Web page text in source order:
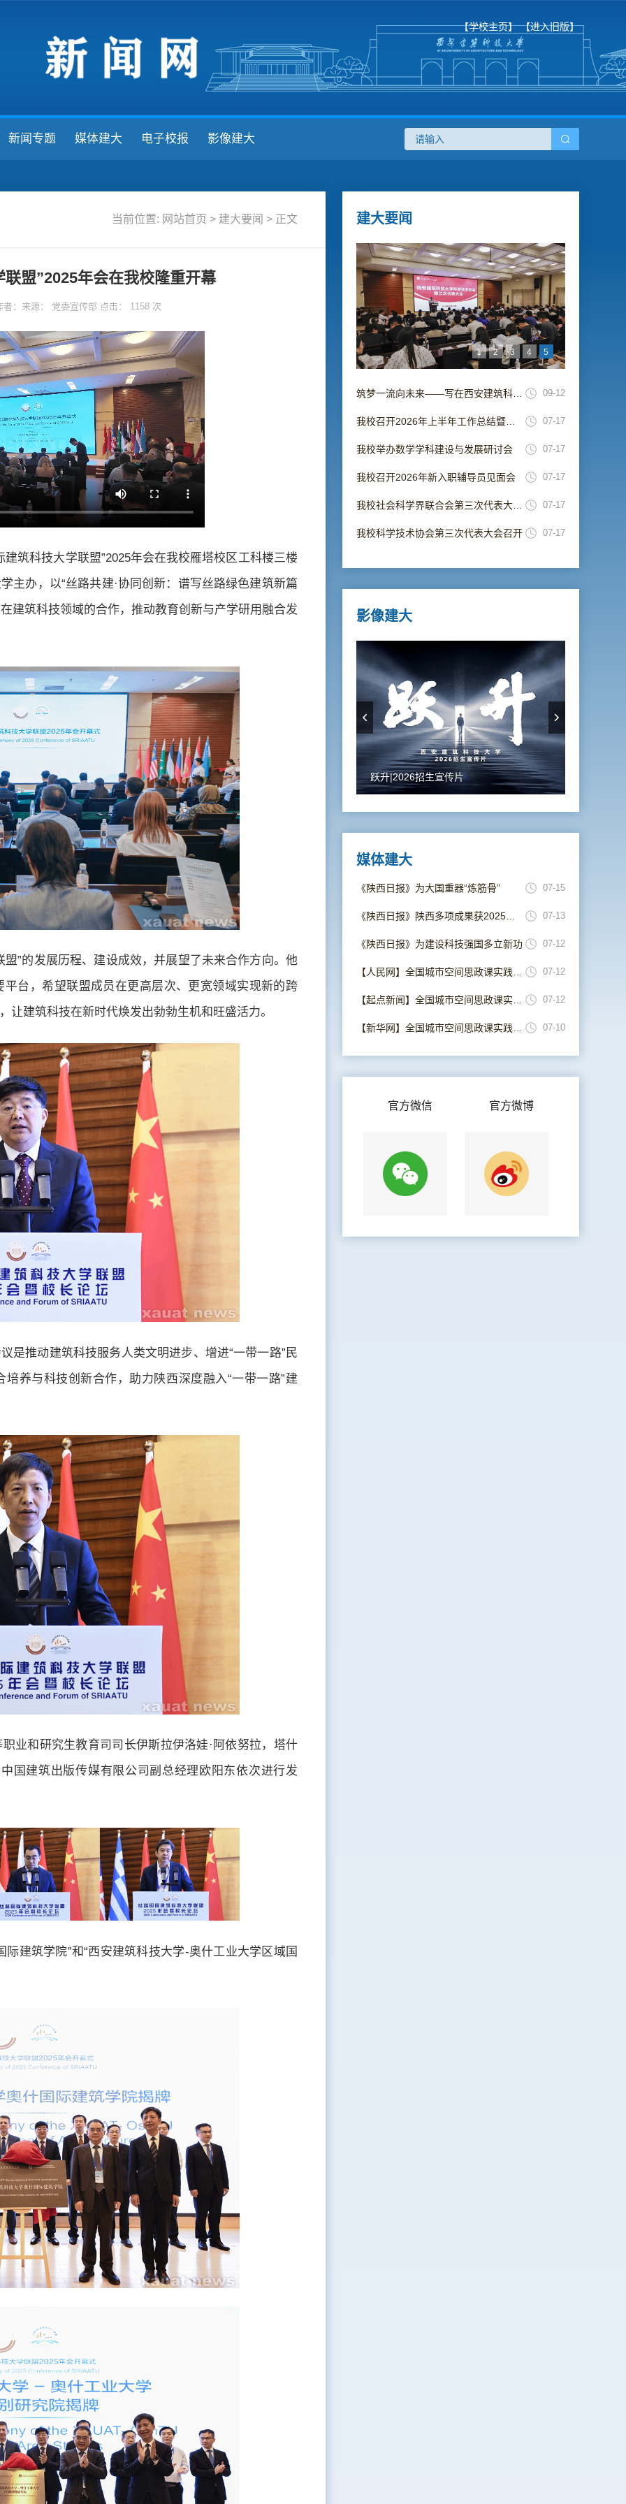
【学校主页】 【进入旧版】
新闻专题 媒体建大 电子校报 影像建大
当前位置: 网站首页 > 建大要闻 > 正文
盟”2025年会在我校隆重开幕
：来源： 党委宣传部 点击： 1158次
建筑科技大学联盟”2025年会在我校雁塔校区工科楼三楼
主办，以“丝路共建·协同创新：谱写丝路绿色建筑新篇
建筑科技领域的合作，推动教育创新与产学研用融合发
”的发展历程、建设成效，并展望了未来合作方向。他
台，希望联盟成员在更高层次、更宽领域实现新的跨
建筑科技在新时代焕发出勃勃生机和旺盛活力。
是推动建筑科技服务人类文明进步、增进“一带一路”民
养与科技创新合作，助力陕西深度融入“一带一路”建
业和研究生教育司司长伊斯拉伊洛娃·阿依努拉，塔什
国建筑出版传媒有限公司副总经理欧阳东依次进行发
建筑学院”和“西安建筑科技大学-奥什工业大学区域国
建大要闻
1 2 3 4 5
09-12
07-17
07-17
我校举办数学学科建设与发展研讨会
07-17
我校召开2026年新入职辅导员见面会
07-17
07-17
我校科学技术协会第三次代表大会召开
影像建大
跃升|2026招生宣传片
媒体建大
07-15
《陕西日报》为大国重器“炼筋骨”
07-13
07-12
《陕西日报》为建设科技强国多立新功
07-12
07-12
07-10
官方微信 官方微博